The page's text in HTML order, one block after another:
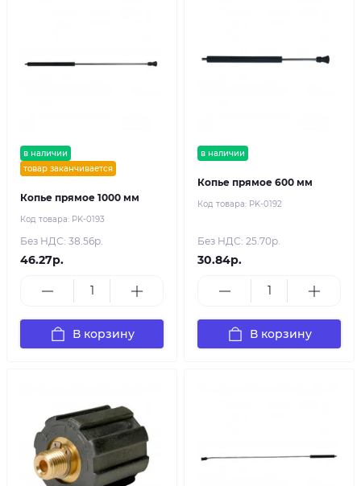
в наличии
товар заканчивается
Копье прямое 1000 мм
Код товара: PK-0193
Без НДС: 38.56р.
46.27р.
В корзину
в наличии
Копье прямое 600 мм
Код товара: PK-0192
Без НДС: 25.70р.
30.84р.
В корзину